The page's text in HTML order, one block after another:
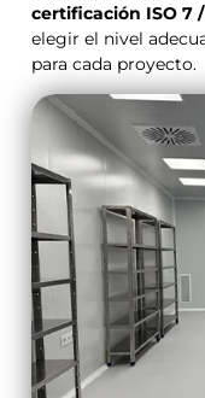
certificación ISO 7 /
elegir el nivel
para cada proyecto.